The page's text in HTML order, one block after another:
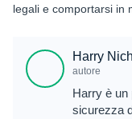
legali e comportarsi in
Harry
autore
Harry è un
sicurezza